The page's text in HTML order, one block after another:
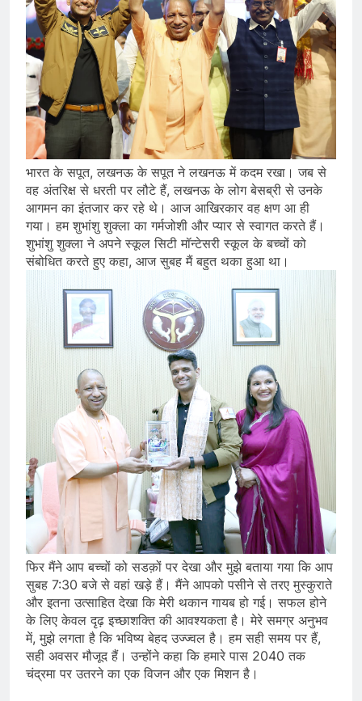
भारत के सपूत, लखनऊ के सपूत ने लखनऊ में कदम रखा। जब से
वह अंतरिक्ष से धरती पर लौटे हैं, लखनऊ के लोग बेसब्री से उनके
आगमन का इंतजार कर रहे थे। आज आखिरकार वह क्षण आ ही
गया। हम शुभांशु शुक्ला का गर्मजोशी और प्यार से स्वागत करते हैं।
शुभांशु शुक्ला ने अपने स्कूल सिटी मॉन्टेसरी स्कूल के बच्चों को
संबोधित करते हुए कहा, आज सुबह मैं बहुत थका हुआ था।
फिर मैंने आप बच्चों को सडक़ों पर देखा और मुझे बताया गया कि आप
सुबह 7:30 बजे से वहां खड़े हैं। मैंने आपको पसीने से तरए मुस्कुराते
और इतना उत्साहित देखा कि मेरी थकान गायब हो गई। सफल होने
के लिए केवल दृढ़ इच्छाशक्ति की आवश्यकता है। मेरे समग्र अनुभव
में, मुझे लगता है कि भविष्य बेहद उज्ज्वल है। हम सही समय पर हैं,
सही अवसर मौजूद हैं। उन्होंने कहा कि हमारे पास 2040 तक
चंद्रमा पर उतरने का एक विजन और एक मिशन है।